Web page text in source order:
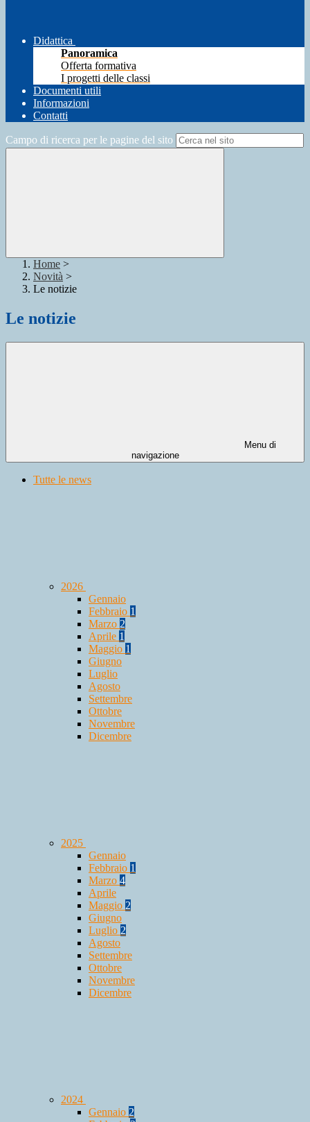
Didattica
Panoramica
Offerta formativa
I progetti delle classi
Documenti utili
Informazioni
Contatti
Campo di ricerca per le pagine del sito
Home >
Novità >
Le notizie
Le notizie
Menu di
navigazione
Tutte le news
2026
Gennaio
Febbraio 1
Marzo 2
Aprile 1
Maggio 1
Giugno
Luglio
Agosto
Settembre
Ottobre
Novembre
Dicembre
2025
Gennaio
Febbraio 1
Marzo 4
Aprile
Maggio 2
Giugno
Luglio 2
Agosto
Settembre
Ottobre
Novembre
Dicembre
2024
Gennaio 2